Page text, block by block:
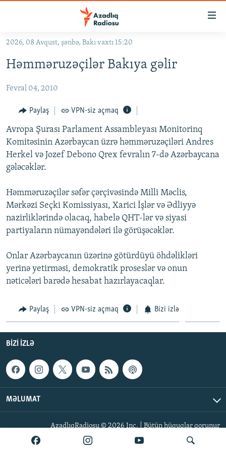
Əsas
qayıt
naviqasiyaya
Axtarışa
keç
KORRUPSIOMETR
#ƏSLINDƏ
FƏRQƏ BAX
QANUNI DOĞRU
ARAŞDIRMA
VIDEO
FOTOQALEREYA
İNFOQRAFIKA
KARIKATURA
RADIO ARXIV
OXU ZALI
AZƏRBAYCAN ƏDƏBIYYATI KITABXANASI
İSLAM VƏ DEMOKRATIYA
İZ - MƏDƏNIYYƏT PROQRAMI
HAQQIMIZDA
MISSIYAMIZ
PEŞƏ ETIKASI VƏ JURNALISTIKA STANDARTLARIMIZ
MATERIALLARIMIZDAN ISTIFADƏ
BIZIMLƏ ƏLAQƏ
2026, 08 Avqust, şənbə, Bakı vaxtı 15:20
Həmməruzəçilər Bakıya gəlir
Fevral 04, 2010
Paylaş VPN-siz açmaq
Avropa Şurası Parlament Assambleyası Monitorinq
Komitəsinin Azərbaycan üzrə həmməruzəçiləri Andres
Herkel və Jozef Debono Qrex fevralın 7-də Azərbaycana
gələcəklər.
Həmməruzəçilər səfər çərçivəsində Milli Məclis,
Mərkəzi Seçki Komissiyası, Xarici İşlər və Ədliyyə
nazirliklərində olacaq, habelə QHT-lər və siyasi
partiyaların nümayəndələri ilə görüşəcəklər.
Onlar Azərbaycanın üzərinə götürdüyü öhdəlikləri
yerinə yetirməsi, demokratik proseslər və onun
nəticələri barədə hesabat hazırlayacaqlar.
Paylaş VPN-siz açmaq Bizi izlə
BIZI IZLƏ
MƏLUMAT
AzadlıqRadiosu © 2026 Inc. | Bütün hüquqlar qorunur